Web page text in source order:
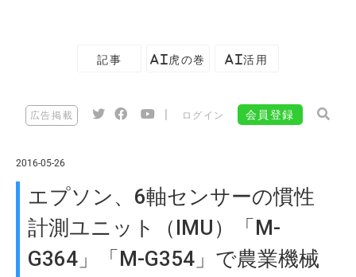
記事 AI虎の巻 AI活用
広告掲載 ログイン 会員登録
2016-05-26
エプソン、6軸センサーの慣性
計測ユニット（IMU）「M-
G364」「M-G354」で農業機械